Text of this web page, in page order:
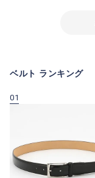
ベルト ランキング
01